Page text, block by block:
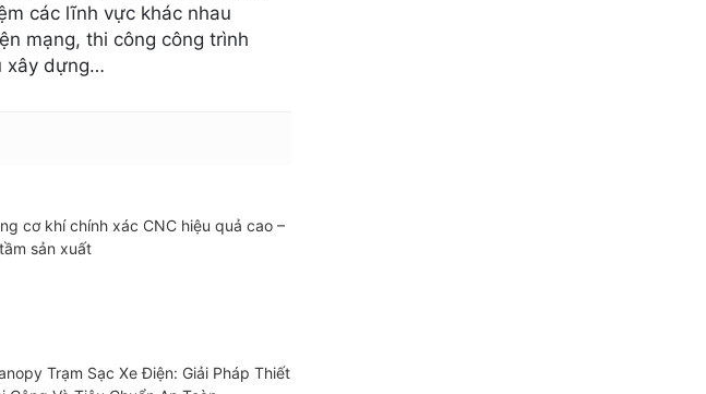
các lĩnh vực khác nhau
mạng, thi công công trình
xây dựng…
cơ khí chính xác CNC hiệu quả cao –
sản xuất
Trạm Sạc Xe Điện: Giải Pháp Thiết